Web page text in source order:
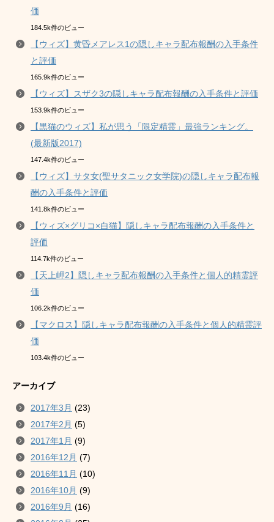
価
184.5k件のビュー
【ウィズ】黄昏メアレス1の隠しキャラ配布報酬の入手条件
と評価
165.9k件のビュー
【ウィズ】スザク3の隠しキャラ配布報酬の入手条件と評価
153.9k件のビュー
【黒猫のウィズ】私が思う「限定精霊」最強ランキング。
(最新版2017)
147.4k件のビュー
【ウィズ】サタ女(聖サタニック女学院)の隠しキャラ配布報
酬の入手条件と評価
141.8k件のビュー
【ウィズ×グリコ×白猫】隠しキャラ配布報酬の入手条件と
評価
114.7k件のビュー
【天上岬2】隠しキャラ配布報酬の入手条件と個人的精霊評
価
106.2k件のビュー
【マクロス】隠しキャラ配布報酬の入手条件と個人的精霊評
価
103.4k件のビュー
アーカイブ
2017年3月 (23)
2017年2月 (5)
2017年1月 (9)
2016年12月 (7)
2016年11月 (10)
2016年10月 (9)
2016年9月 (16)